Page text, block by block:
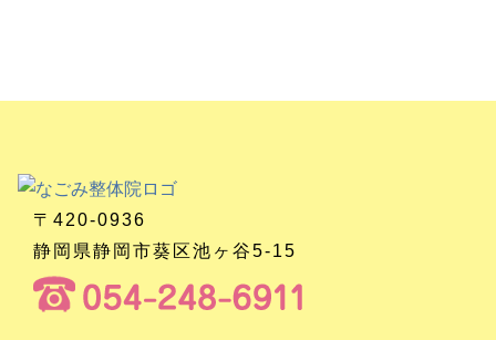
〒420-0936
静岡県静岡市葵区池ヶ谷5-15